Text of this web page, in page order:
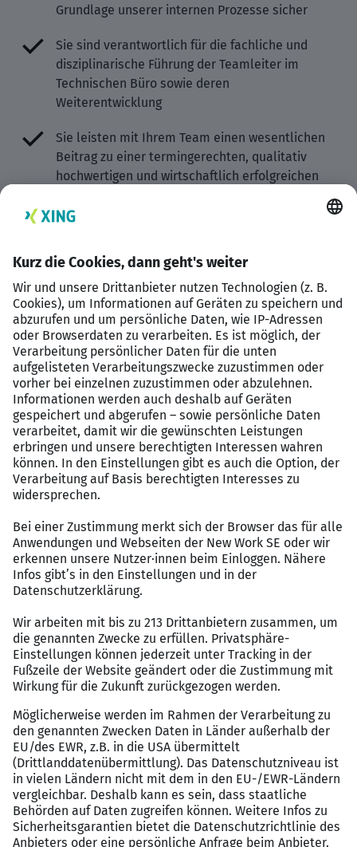
Grundlage unserer internen Prozesse sicher
Sie sind verantwortlich für die fachliche und
disziplinarische Führung der Teamleiter im
Technischen Büro sowie deren
Weiterentwicklung
Sie leisten mit Ihrem Team einen wesentlichen
Beitrag zu einer termingerechten, qualitativ
hochwertigen und wirtschaftlich erfolgreichen
Infrastrukturabereich.
Ihr Profil
Abgeschlossenes Studium im Bereich
Bauingenieurwesen, Wirtschaftsingenieurwesen
oder vergleichbare Qualifikation mit mehrjähriger
Führungserfahrung in einer ähnlichen Position
Sicheres Auftreten, hohe Kommunikations-,
Beratungs- und Sozialkompetenz und versierter
Umgang mit Kunden und externen
Ansprechpartnern
Analytische und strategische Arbeitsweise mit
hohem Qualitätsbewusstsein und
und Handeln
Freude am Umgang mit Menschen und Teamgeist
Unser Angebot
Bessere Work-Life-Balance durch
Vertrauensarbeitszeit in Kombination mit
Arbeitszeitkonto /- 40 Stunden. Mobiles Arbeiten
möglich
Verpflegungsmöglichkeiten, z. B. Casino,
Essensgutscheine
Übertarifliche Leistungen z. B. 13.
Monatseinkommen, Auslösung 45,00 €,